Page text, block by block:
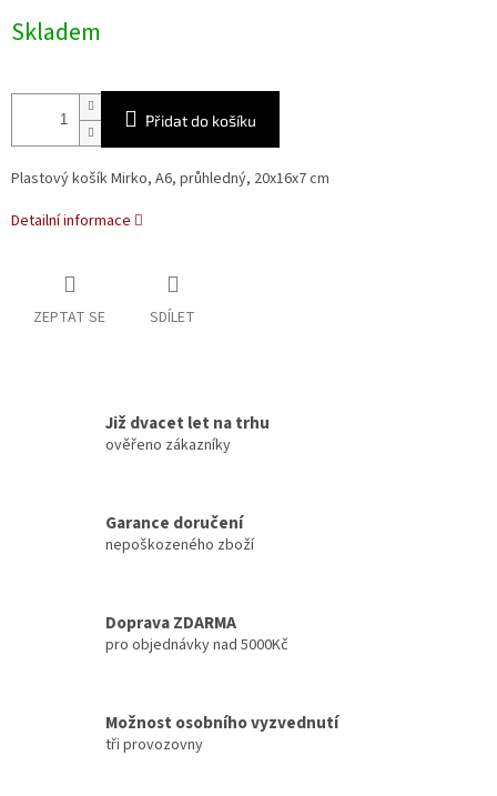
cena:
Skladem
Přidat do košíku
Plastový košík Mirko, A6, průhledný, 20x16x7 cm
Detailní informace
ZEPTAT SE SDÍLET
Již dvacet let na trhu
ověřeno zákazníky
Garance doručení
nepoškozeného zboží
Doprava ZDARMA
pro objednávky nad 5000Kč
Možnost osobního vyzvednutí
tři provozovny